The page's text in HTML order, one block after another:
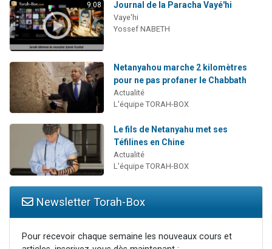
9:08 Journal de la Paracha Vayé'hi
Vaye'hi
Yossef NABETH
Netanyahou marche 2 kilomètres
pour ne pas profaner le Chabbath
Actualité
L'équipe TORAH-BOX
Le fils de Netanyahu met ses
Téfilines en Chine
Actualité
L'équipe TORAH-BOX
Newsletter Torah-Box
Pour recevoir chaque semaine les nouveaux cours et